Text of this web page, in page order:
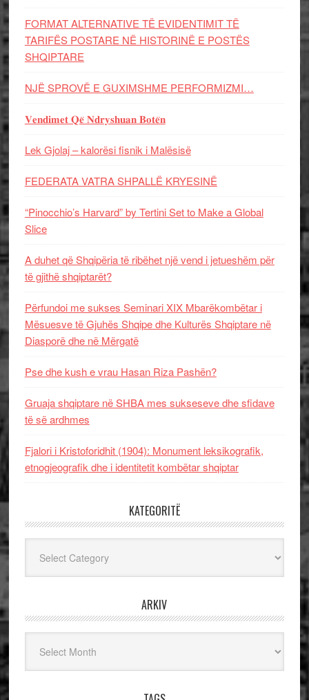
FORMAT ALTERNATIVE TË EVIDENTIMIT TË
TARIFËS POSTARE NË HISTORINË E POSTËS
SHQIPTARE
NJË SPROVË E GUXIMSHME PERFORMIZMI…
𝐕𝐞𝐧𝐝𝐢𝐦𝐞𝐭 𝐐𝐞̈ 𝐍𝐝𝐫𝐲𝐬𝐡𝐮𝐚𝐧 𝐁𝐨𝐭𝐞̈𝐧
Lek Gjolaj – kalorësi fisnik i Malësisë
FEDERATA VATRA SHPALLË KRYESINË
“Pinocchio’s Harvard” by Tertini Set to Make a Global
Slice
A duhet që Shqipëria të ribëhet një vend i jetueshëm për
të gjithë shqiptarët?
Përfundoi me sukses Seminari XIX Mbarëkombëtar i
Mësuesve të Gjuhës Shqipe dhe Kulturës Shqiptare në
Diasporë dhe në Mërgatë
Pse dhe kush e vrau Hasan Riza Pashën?
Gruaja shqiptare në SHBA mes sukseseve dhe sfidave
të së ardhmes
Fjalori i Kristoforidhit (1904): Monument leksikografik,
etnogjeografik dhe i identitetit kombëtar shqiptar
KATEGORITË
ARKIV